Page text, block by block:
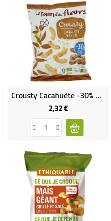
Crousty Cacahuète -30% Sel Bio Et Vegan
2,32 €Prix